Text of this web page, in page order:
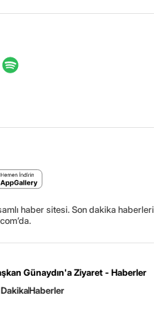
haber sitesi. Son dakika haberleri
Günaydın'a Ziyaret - Haberler
Haberler